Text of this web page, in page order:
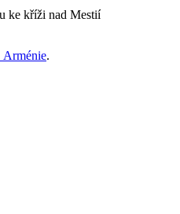
Arménie.